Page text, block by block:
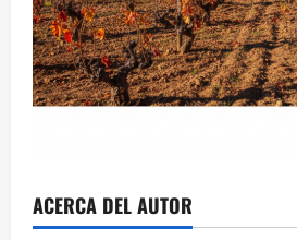
ACERCA DEL AUTOR